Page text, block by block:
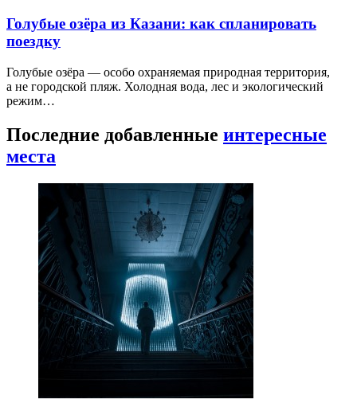
Голубые озёра из Казани: как спланировать
поездку
Голубые озёра — особо охраняемая природная территория,
а не городской пляж. Холодная вода, лес и экологический
режим…
Последние добавленные интересные
места